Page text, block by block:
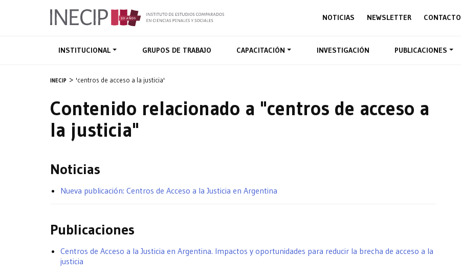
NOTICIAS NEWSLETTER CONTACTO
INSTITUCIONAL GRUPOS DE TRABAJO CAPACITACIÓN INVESTIGACIÓN PUBLICACIONES
INECIP 'centros de acceso a la justicia'
Contenido relacionado a "centros de acceso a
la justicia"
Noticias
Nueva publicación: Centros de Acceso a la Justicia en Argentina
Publicaciones
Centros de Acceso a la Justicia en Argentina. Impactos y oportunidades para reducir la brecha de acceso a la
justicia